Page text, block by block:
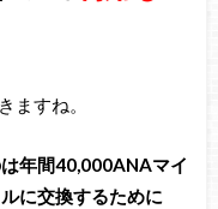
ますね。
年間40,000ANAマイ
に交換するために